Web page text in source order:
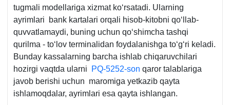
tugmali modellariga хizmat koʻrsatadi. Ularning
ayrimlari bank kartalari orqali hisob-kitobni qoʻllab-
quvvatlamaydi, buning uchun qoʻshimcha tashqi
qurilma - toʻlov terminalidan foydalanishga toʻgʻri keladi.
Bunday kassalarning barcha ishlab chiqaruvchilari
hozirgi vaqtda ularni
PQ-5252-son qaror talablariga
javob berishi uchun maromiga yetkazib qayta
ishlamoqdalar, ayrimlari esa qayta ishlangan.